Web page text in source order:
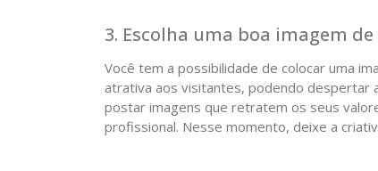
3. Escolha uma boa imagem de
Você tem a possibilidade de colocar uma
atrativa aos visitantes, podendo despertar
postar imagens que retratem os seus
profissional. Nesse momento, deixe a